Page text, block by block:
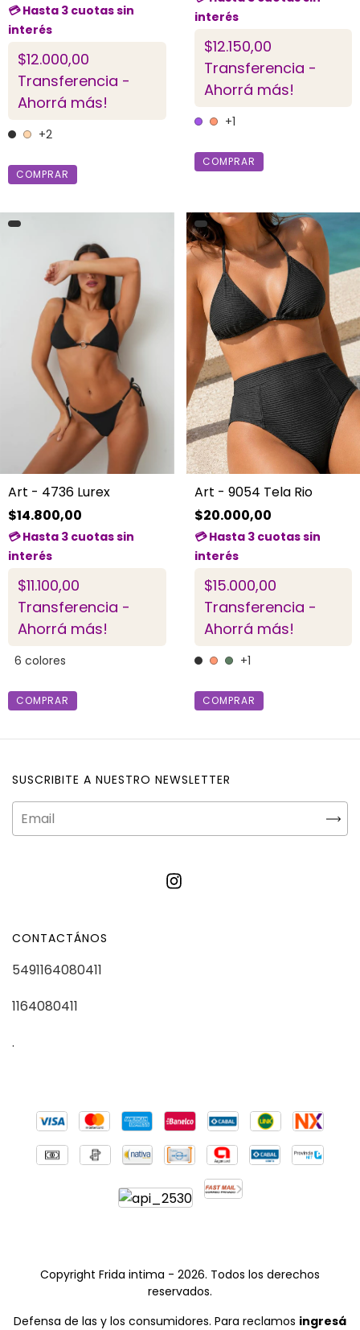
$12.000,00
Transferencia -
Ahorrá más!
+2
COMPRAR
$12.150,00
Transferencia -
Ahorrá más!
+1
COMPRAR
Art - 4736 Lurex
$14.800,00
$11.100,00
Transferencia -
Ahorrá más!
6 colores
COMPRAR
Art - 9054 Tela Rio
$20.000,00
$15.000,00
Transferencia -
Ahorrá más!
+1
COMPRAR
SUSCRIBITE A NUESTRO NEWSLETTER
CONTACTÁNOS
5491164080411
1164080411
.
Copyright Frida intima - 2026. Todos los derechos
reservados.
Defensa de las y los consumidores. Para reclamos ingresá